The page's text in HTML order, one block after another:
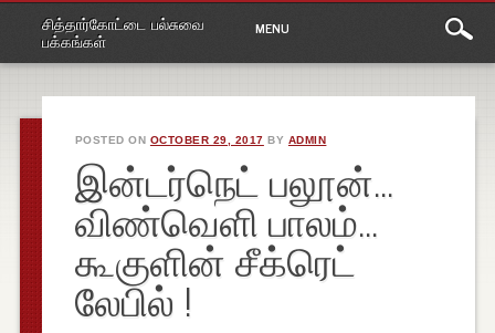
சித்தார்கோட்டை பல்சுவை
பக்கங்கள்
Main
menu
content
MENU
POSTED ON OCTOBER 29, 2017 BY ADMIN
இன்டர்நெட் பலூன்…
விண்வெளி பாலம்…
கூகுளின் சீக்ரெட்
லேபில் !